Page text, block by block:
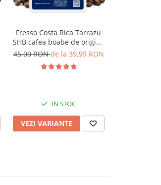
Fresso Costa Rica Tarrazu
SHB cafea boabe de origine
proaspăt prăjită
45,00 RONde la 39,99 RON
IN STOC
VEZI VARIANTE